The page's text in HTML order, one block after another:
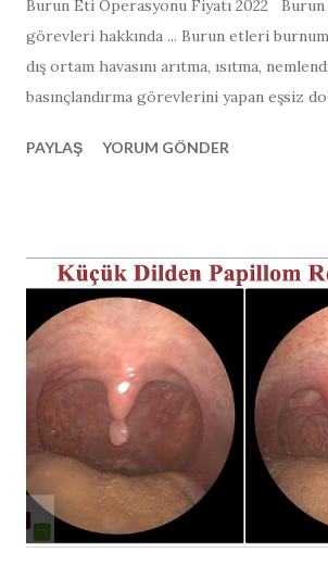
Burun Eti Operasyonu Fiyatı 2022
görevleri hakkında ... Burun etleri
dış ortam havasını arıtma, ısıtma,
basınçlandırma görevlerini yapan eşsiz
aklınıza en çok gelen şey " burun
ne kadar önemli olduğu sonrasında
havasından bulunan tüm
burun etleri tarafından burun içerisinde
Yaklaşık sosis şeklinde olan alt burun
birçok damar ağı bulunmaktadır ve
mukus tabakası bulunur ve burnumuzu
burun etine çarpan hava yuvarlanma
etini çarpar, içerisinde bulunan bütün
cisimleri, mikroorgan...
PAYLAŞ YORUM GÖNDER